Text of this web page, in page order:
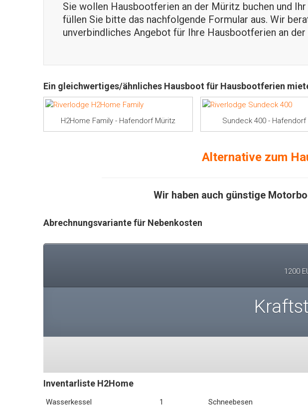
Sie wollen Hausbootferien an der Müritz buchen und
füllen Sie bitte das nachfolgende Formular aus. Wir
unverbindliches Angebot für Ihre Hausbootferien an
Ein gleichwertiges/ähnliches Hausboot für Hausbootferien
H2Home Family - Hafendorf Müritz Sundeck 400 - Hafendorf
Alternative zum
Wir haben auch günstige
Abrechnungsvariante für Nebenkosten
1200
Inventarliste H2Home
Wasserkessel 1 Schneebesen